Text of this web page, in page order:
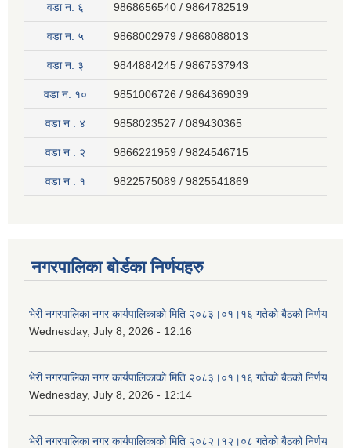
वडा न. ६ 9868656540 / 9864782519
वडा न. ५ 9868002979 / 9868088013
वडा न. ३ 9844884245 / 9867537943
वडा न. १० 9851006726 / 9864369039
वडा न . ४ 9858023527 / 089430365
वडा न . २ 9866221959 / 9824546715
वडा न . १ 9822575089 / 9825541869
नगरपालिका बोर्डका निर्णयहरु
भेरी नगरपालिका नगर कार्यपालिकाको मिति २०८३।०१।१६ गतेको बैठको निर्णय
Wednesday, July 8, 2026 - 12:16
भेरी नगरपालिका नगर कार्यपालिकाको मिति २०८३।०१।१६ गतेको बैठको निर्णय
Wednesday, July 8, 2026 - 12:14
भेरी नगरपालिका नगर कार्यपालिकाको मिति २०८२।१२।०८ गतेको बैठको निर्णय